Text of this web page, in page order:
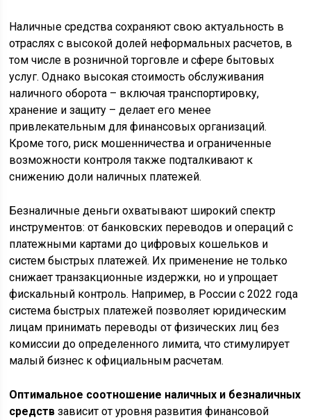
Наличные средства сохраняют свою актуальность в
отраслях с высокой долей неформальных расчетов, в
том числе в розничной торговле и сфере бытовых
услуг. Однако высокая стоимость обслуживания
наличного оборота – включая транспортировку,
хранение и защиту – делает его менее
привлекательным для финансовых организаций.
Кроме того, риск мошенничества и ограниченные
возможности контроля также подталкивают к
снижению доли наличных платежей.
Безналичные деньги охватывают широкий спектр
инструментов: от банковских переводов и операций с
платежными картами до цифровых кошельков и
систем быстрых платежей. Их применение не только
снижает транзакционные издержки, но и упрощает
фискальный контроль. Например, в России с 2022 года
система быстрых платежей позволяет юридическим
лицам принимать переводы от физических лиц без
комиссии до определенного лимита, что стимулирует
малый бизнес к официальным расчетам.
Оптимальное соотношение наличных и безналичных
средств зависит от уровня развития финансовой